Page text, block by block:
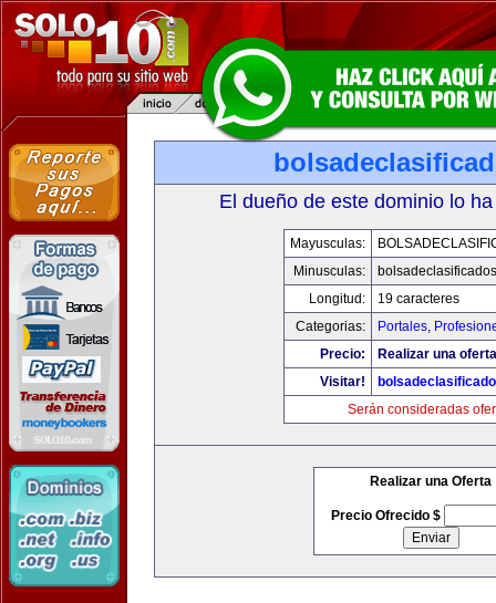
El dueño de este dominio lo
Mayusculas:
Minusculas:
Longitud:
19 caracteres
Categorias:
Portales,
Precio:
Realizar una
Visitar!
Serán consideradas
Realizar una Oferta
Precio Ofrecido $